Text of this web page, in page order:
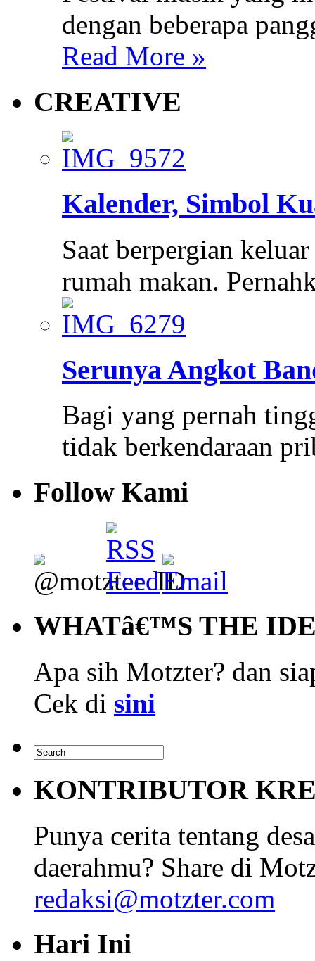
dengan beberapa
Read More »
CREATIVE
Kalender, Simbol
Saat berpergian
rumah makan.
Serunya Angkot
Bagi yang pernah
tidak berkendaraan
Follow Kami
WHATâ€™S THE
Apa sih Motzter? dan
Cek di sini
KONTRIBUTOR
Punya cerita tentang
daerahmu? Share di
redaksi@motzter.com
Hari Ini